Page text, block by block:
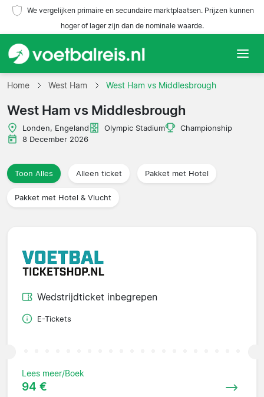
We vergelijken primaire en secundaire marktplaatsen. Prijzen kunnen
hoger of lager zijn dan de nominale waarde.
Home
Teams
Competities
Reisorganisaties
Home West Ham West Ham vs Middlesbrough
West Ham vs Middlesbrough
Londen, Engeland Olympic Stadium
Championship
8 December 2026
Toon Alles Alleen ticket Pakket met Hotel
Pakket met Hotel & Vlucht
Wedstrijdticket inbegrepen
E-Tickets
Lees meer/Boek
94 €